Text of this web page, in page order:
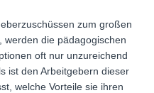
zum großen
werden die pädagogischen
oft nur unzureichend
ist den Arbeitgebern dieser
welche Vorteile sie ihren